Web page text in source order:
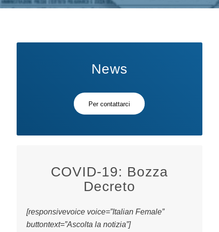
News
Per contattarci
COVID-19: Bozza
Decreto
[responsivevoice voice=”Italian Female”
buttontext=”Ascolta la notizia”]